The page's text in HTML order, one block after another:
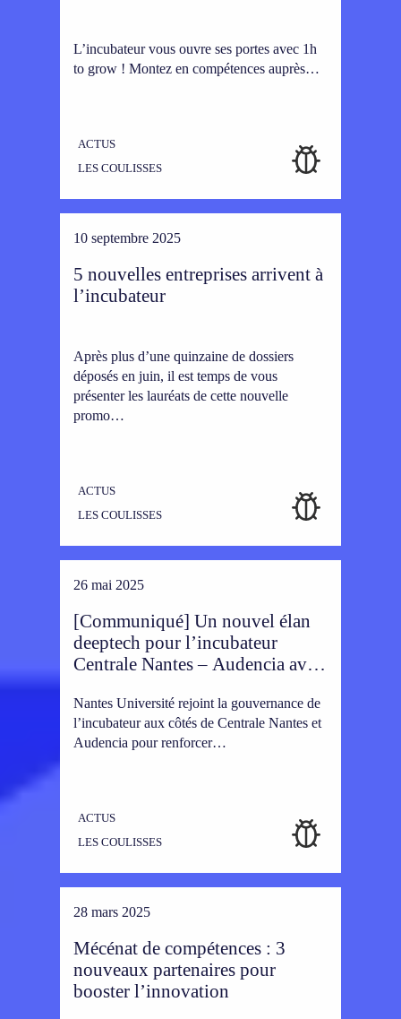
L’incubateur vous ouvre ses portes avec 1h
to grow ! Montez en compétences auprès…
ACTUS
LES COULISSES
10 septembre 2025
5 nouvelles entreprises arrivent à
l’incubateur
Après plus d’une quinzaine de dossiers
déposés en juin, il est temps de vous
présenter les lauréats de cette nouvelle
promo…
ACTUS
LES COULISSES
26 mai 2025
[Communiqué] Un nouvel élan
deeptech pour l’incubateur
Centrale Nantes – Audencia avec
Nantes Université rejoint la gouvernance de
l’incubateur aux côtés de Centrale Nantes et
Audencia pour renforcer…
ACTUS
LES COULISSES
28 mars 2025
Mécénat de compétences : 3
nouveaux partenaires pour
booster l’innovation